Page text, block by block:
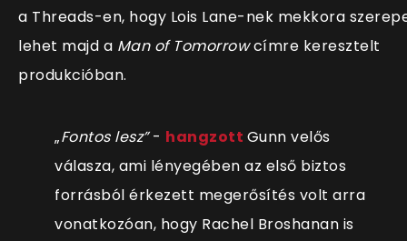
a Threads-en, hogy Lois Lane-nek mekkora
lehet majd a Man of Tomorrowcímre keresztelt
produkcióban.
„Fontos lesz”- hangzott Gunn velős
válasza, ami lényegében az első biztos
forrásból érkezett megerősítés volt arra
vonatkozóan, hogy Rachel Broshanan is